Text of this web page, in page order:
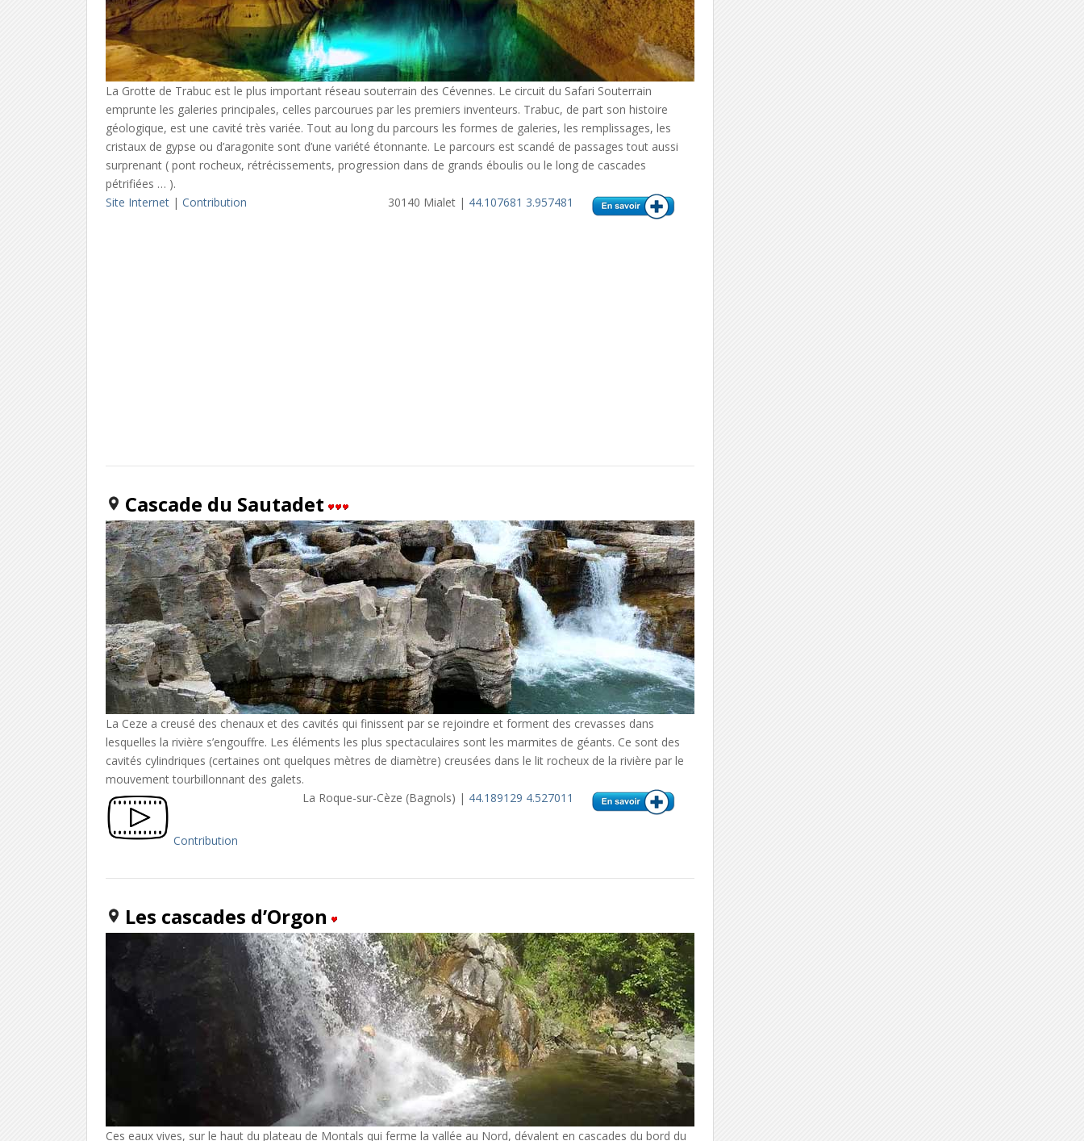
La Grotte de Trabuc est le plus important réseau souterrain des Cévennes. Le circuit du Safari Souterrain
emprunte les galeries principales, celles parcourues par les premiers inventeurs. Trabuc, de part son histoire
géologique, est une cavité très variée. Tout au long du parcours les formes de galeries, les remplissages, les
cristaux de gypse ou d’aragonite sont d’une variété étonnante. Le parcours est scandé de passages tout aussi
surprenant ( pont rocheux, rétrécissements, progression dans de grands éboulis ou le long de cascades
pétrifiées … ).
Site Internet |Contribution 30140 Mialet | 44.107681 3.957481
Cascade du Sautadet
La Ceze a creusé des chenaux et des cavités qui finissent par se rejoindre et forment des crevasses dans
lesquelles la rivière s’engouffre. Les éléments les plus spectaculaires sont les marmites de géants. Ce sont des
cavités cylindriques (certaines ont quelques mètres de diamètre) creusées dans le lit rocheux de la rivière par le
mouvement tourbillonnant des galets.
Contribution
La Roque-sur-Cèze (Bagnols) | 44.189129 4.527011
Les cascades d’Orgon
Ces eaux vives, sur le haut du plateau de Montals qui ferme la vallée au Nord, dévalent en cascades du bord du